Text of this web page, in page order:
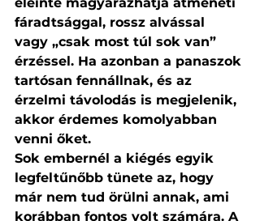
fáradtsággal, rossz alvással
vagy „csak most túl sok van”
érzéssel. Ha azonban a panaszok
tartósan fennállnak, és az
érzelmi távolodás is megjelenik,
akkor érdemes komolyabban
venni őket.
Sok embernél a kiégés egyik
legfeltűnőbb tünete az, hogy
már nem tud örülni annak, ami
korábban fontos volt számára. A